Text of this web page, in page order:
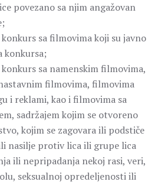
povezano sa njim angažovan
konkurs sa filmovima koji su javno
konkursa;
konkurs sa namenskim filmovima,
filmovima, filmovima
i reklami, kao i filmovima sa
sadržajem kojim se otvoreno
kojim se zagovara ili podstiče
nasilje protiv lica ili grupe lica
ili nepripadanja nekoj rasi, veri,
seksualnoj opredeljenosti ili